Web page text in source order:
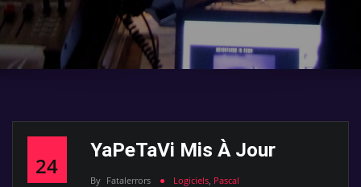
24
YaPeTaVi Mis À Jour
By Fatalerrors Logiciels Pascal